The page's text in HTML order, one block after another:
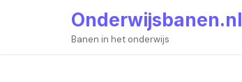
Onderwijsbanen.nl
Banen in het onderwijs